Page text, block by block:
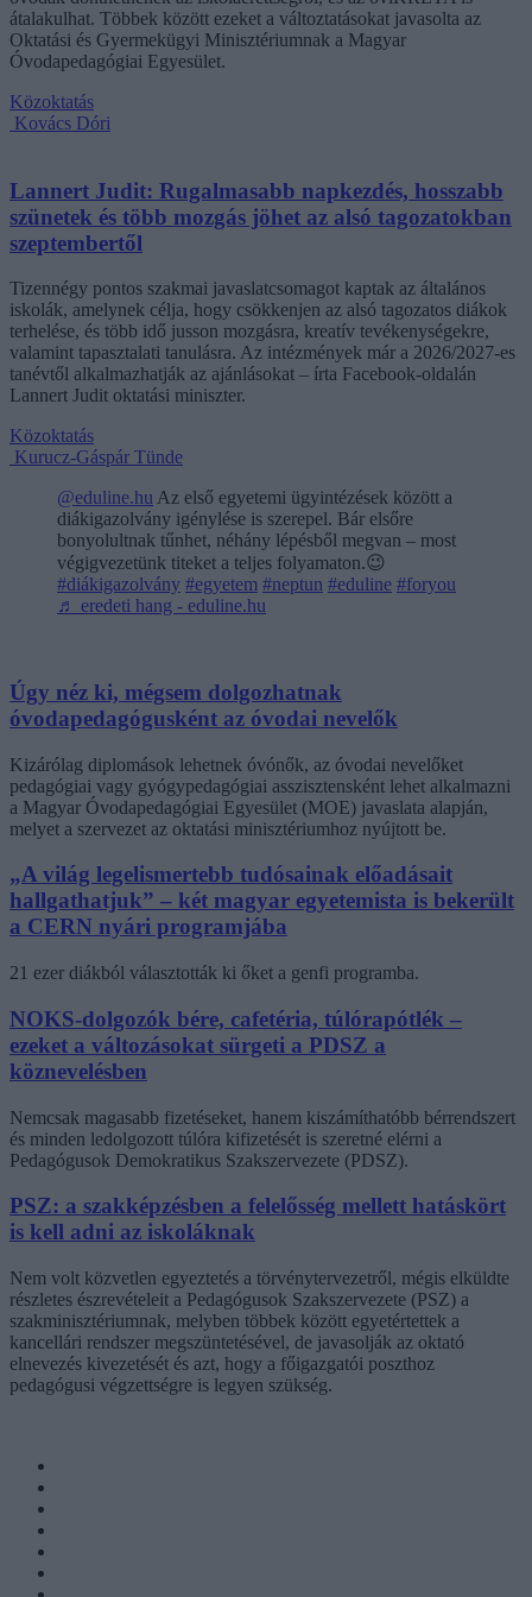
átalakulhat. Többek között ezeket a változtatásokat javasolta az
Oktatási és Gyermekügyi Minisztériumnak a Magyar
Óvodapedagógiai Egyesület.
Közoktatás
Kovács Dóri
Lannert Judit: Rugalmasabb napkezdés, hosszabb
szünetek és több mozgás jöhet az alsó tagozatokban
szeptembertől
Tizennégy pontos szakmai javaslatcsomagot kaptak az általános
iskolák, amelynek célja, hogy csökkenjen az alsó tagozatos diákok
terhelése, és több idő jusson mozgásra, kreatív tevékenységekre,
valamint tapasztalati tanulásra. Az intézmények már a 2026/2027-es
tanévtől alkalmazhatják az ajánlásokat – írta Facebook-oldalán
Lannert Judit oktatási miniszter.
Közoktatás
Kurucz-Gáspár Tünde
@eduline.hu Az első egyetemi ügyintézések között a
diákigazolvány igénylése is szerepel. Bár elsőre
bonyolultnak tűnhet, néhány lépésből megvan – most
végigvezetünk titeket a teljes folyamaton.😉
#diákigazolvány #egyetem #neptun #eduline #foryou
♬ eredeti hang - eduline.hu
Úgy néz ki, mégsem dolgozhatnak
óvodapedagógusként az óvodai nevelők
Kizárólag diplomások lehetnek óvónők, az óvodai nevelőket
pedagógiai vagy gyógypedagógiai asszisztensként lehet alkalmazni
a Magyar Óvodapedagógiai Egyesület (MOE) javaslata alapján,
melyet a szervezet az oktatási minisztériumhoz nyújtott be.
„A világ legelismertebb tudósainak előadásait
hallgathatjuk” – két magyar egyetemista is bekerült
a CERN nyári programjába
21 ezer diákból választották ki őket a genfi programba.
NOKS-dolgozók bére, cafetéria, túlórapótlék –
ezeket a változásokat sürgeti a PDSZ a
köznevelésben
Nemcsak magasabb fizetéseket, hanem kiszámíthatóbb bérrendszert
és minden ledolgozott túlóra kifizetését is szeretné elérni a
Pedagógusok Demokratikus Szakszervezete (PDSZ).
PSZ: a szakképzésben a felelősség mellett hatáskört
is kell adni az iskoláknak
Nem volt közvetlen egyeztetés a törvénytervezetről, mégis elküldte
részletes észrevételeit a Pedagógusok Szakszervezete (PSZ) a
szakminisztériumnak, melyben többek között egyetértettek a
kancellári rendszer megszüntetésével, de javasolják az oktató
elnevezés kivezetését és azt, hogy a főigazgatói poszthoz
pedagógusi végzettségre is legyen szükség.